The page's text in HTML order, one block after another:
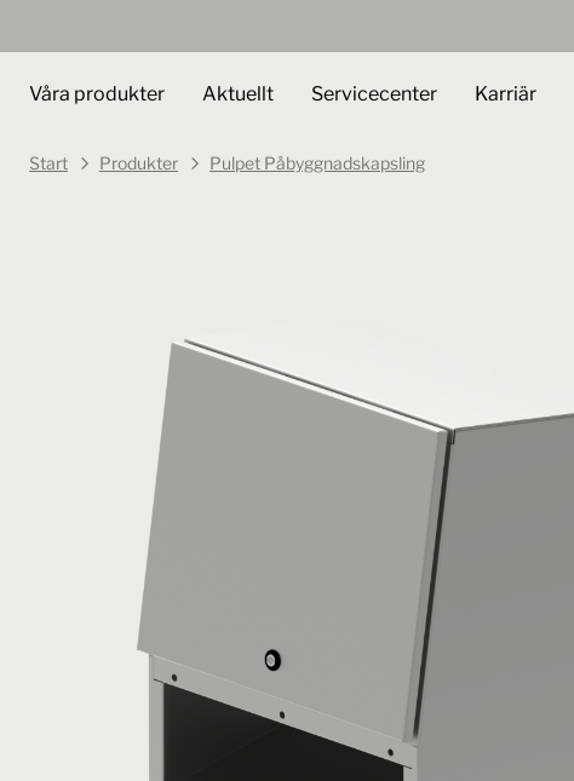
Våra produkter Aktuellt Servicecenter Karriär
Start Produkter Pulpet Påbyggnadskapsling
Art.nr.301043